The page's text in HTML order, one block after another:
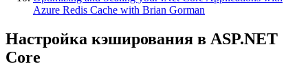
Azure Redis Cache with Brian Gorman
Настройка кэширования в ASP.NET
Core